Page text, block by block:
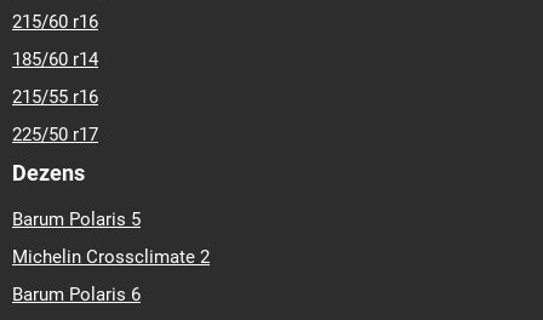
215/60 r16
185/60 r14
215/55 r16
225/50 r17
Dezens
Barum Polaris 5
Michelin Crossclimate 2
Barum Polaris 6